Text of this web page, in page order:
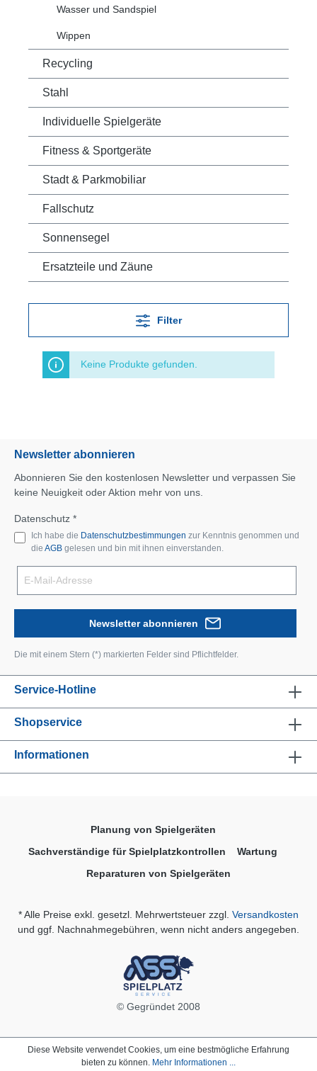
Wasser und Sandspiel
Wippen
Recycling
Stahl
Individuelle Spielgeräte
Fitness & Sportgeräte
Stadt & Parkmobiliar
Fallschutz
Sonnensegel
Ersatzteile und Zäune
Filter
Keine Produkte gefunden.
Newsletter abonnieren
Abonnieren Sie den kostenlosen Newsletter und verpassen Sie
keine Neuigkeit oder Aktion mehr von uns.
Datenschutz *
Ich habe die Datenschutzbestimmungen zur Kenntnis genommen und
die AGB gelesen und bin mit ihnen einverstanden.
Newsletter abonnieren
Die mit einem Stern (*) markierten Felder sind Pflichtfelder.
Service-Hotline
Shopservice
Informationen
Planung von Spielgeräten
Sachverständige für Spielplatzkontrollen
Wartung
Reparaturen von Spielgeräten
* Alle Preise exkl. gesetzl. Mehrwertsteuer zzgl. Versandkosten
und ggf. Nachnahmegebühren, wenn nicht anders angegeben.
© Gegründet 2008
Diese Website verwendet Cookies, um eine bestmögliche Erfahrung
bieten zu können. Mehr Informationen ...